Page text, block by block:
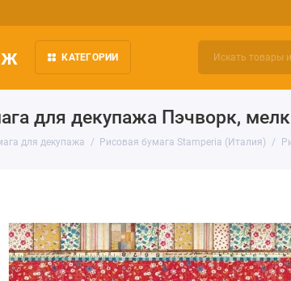
КАТЕГОРИИ
для декупажа Пэчворк,
для декупажа Рисовая бумага Stamperia (Италия)